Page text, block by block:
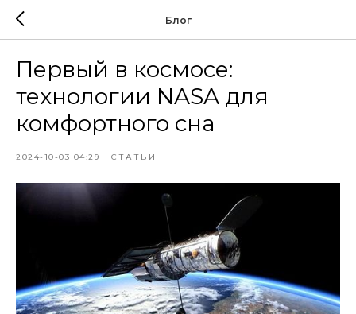
Блог
Первый в космосе:
технологии NASA для
комфортного сна
2024-10-03 04:29 СТАТЬИ